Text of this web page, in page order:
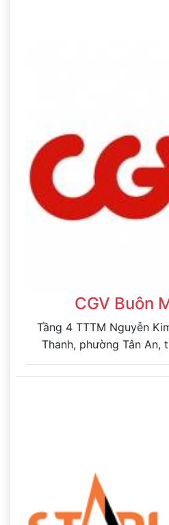
CGV Buôn
Tầng 4 TTTM Nguyễn
Thanh, phường Tân An,
Thuột, tỉnh